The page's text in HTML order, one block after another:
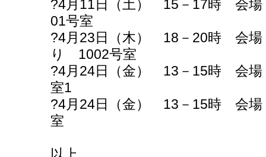
?4月11日（土） 15－17時 会
01号室
?4月23日（木） 18－20時 会場
り 1002号室
?4月24日（金） 13－15時 会場
室1
?4月24日（金） 13－15時 会場
室
以上